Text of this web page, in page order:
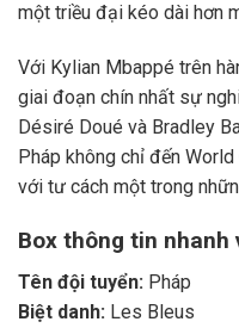
một triều đại kéo dài hơn
Với Kylian Mbappé trên
giai đoạn chín nhất sự
Désiré Doué và Bradley
Pháp không chỉ đến
với tư cách một trong
Box thông tin nhanh
Tên đội tuyển: Pháp
Biệt danh: Les Bleus